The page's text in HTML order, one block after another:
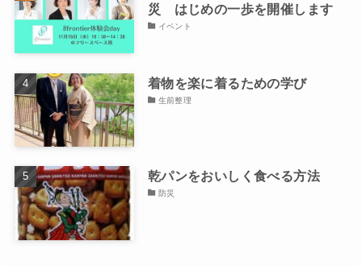
災 はじめの一歩を開催します
イベント
着物を楽に着るための学び
生前整理
乾パンをおいしく食べる方法
防災